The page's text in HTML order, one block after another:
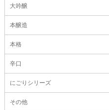
大吟醸
本醸造
本格
辛口
にごりシリーズ
その他